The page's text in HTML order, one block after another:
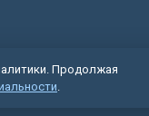
Имеются
Продолжая
.